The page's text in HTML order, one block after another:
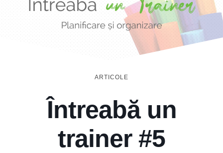
ARTICOLE
Întreabă un
trainer #5